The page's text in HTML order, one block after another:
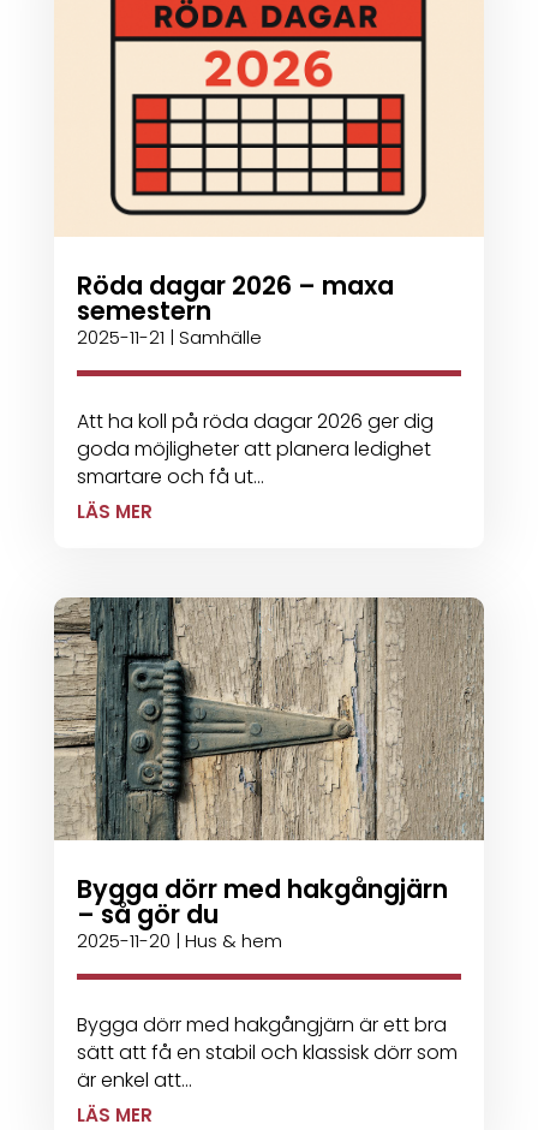
Röda dagar 2026 – maxa
semestern
2025-11-21 | Samhälle
Att ha koll på röda dagar 2026 ger dig
goda möjligheter att planera ledighet
smartare och få ut...
LÄS MER
Bygga dörr med hakgångjärn
– så gör du
2025-11-20 | Hus & hem
Bygga dörr med hakgångjärn är ett bra
sätt att få en stabil och klassisk dörr som
är enkel att...
LÄS MER